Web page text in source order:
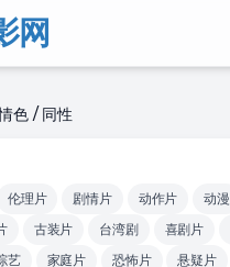
网
色 / 同性
伦理片 剧情片 动作片
动漫
古装片 台湾剧 喜剧片
艺 家庭片 恐怖片 悬疑片